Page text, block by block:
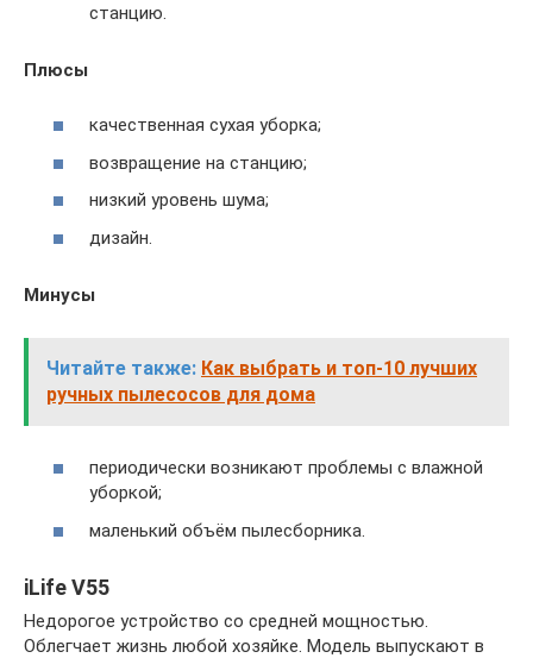
станцию.
Плюсы
качественная сухая уборка;
возвращение на станцию;
низкий уровень шума;
дизайн.
Минусы
Читайте также: Как выбрать и топ-10 лучших
ручных пылесосов для дома
периодически возникают проблемы с влажной
уборкой;
маленький объём пылесборника.
iLife V55
Недорогое устройство со средней мощностью.
Облегчает жизнь любой хозяйке. Модель выпускают в